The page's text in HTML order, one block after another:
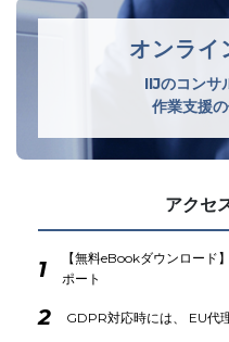
オンライ
IIJのコンサ
作業支援
アクセ
1
【無料eBookダウンロード
ポート
2 GDPR対応時には、 EU代